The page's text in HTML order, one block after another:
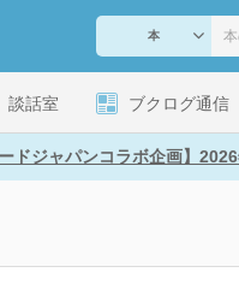
談話室 ブクログ通信
ードジャパンコラボ企画】